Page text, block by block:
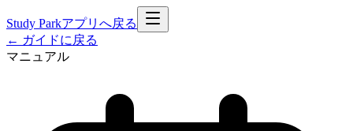
Study Parkアプリへ戻る
← ガイドに戻る
マニュアル